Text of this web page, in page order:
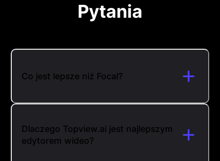
Pytania
Co jest lepsze niż Focal?
Dlaczego Topview.ai jest najlepszym
edytorem wideo?